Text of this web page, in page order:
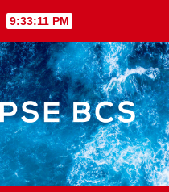
9:33:12 PM